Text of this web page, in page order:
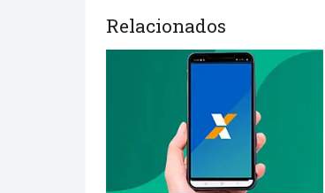
Relacionados